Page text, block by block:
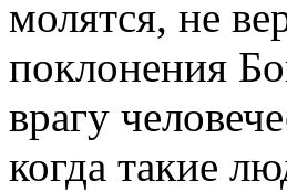
молятся, не
поклонения
врагу
когда такие